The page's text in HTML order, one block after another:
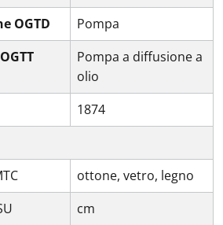
OGTD
Pompa
Pompa a diffusione a
olio
1874
ottone, vetro, legno
cm